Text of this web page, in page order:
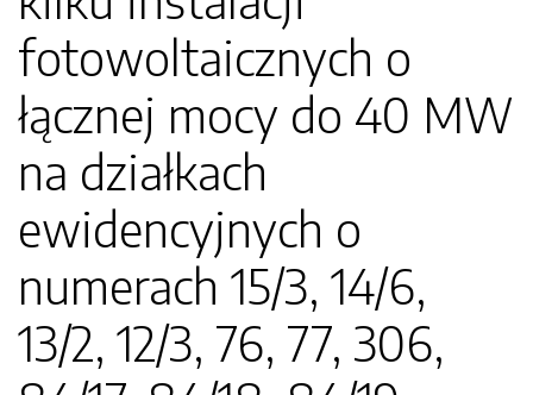
fotowoltaicznych o
łącznej mocy do 40 MW
na działkach
ewidencyjnych o
numerach 15/3, 14/6,
13/2, 12/3, 76, 77, 306,